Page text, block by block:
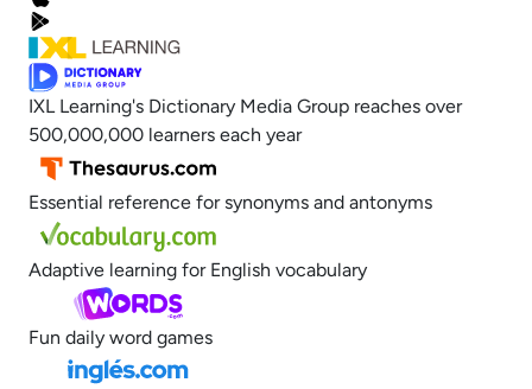
IXL Learning's Dictionary Media Group reaches over
500,000,000 learners each year
Essential reference for synonyms and antonyms
Adaptive learning for English vocabulary
Fun daily word games